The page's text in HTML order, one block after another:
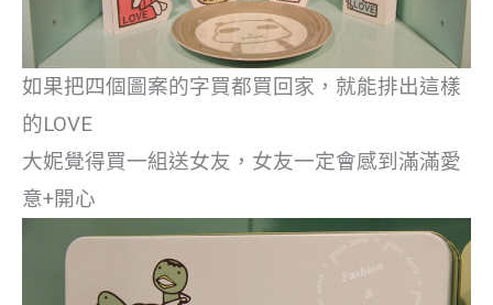
如果把四個圖案的字買都買回家，就能排出這樣
的LOVE
大妮覺得買一組送女友，女友一定會感到滿滿愛
意+開心